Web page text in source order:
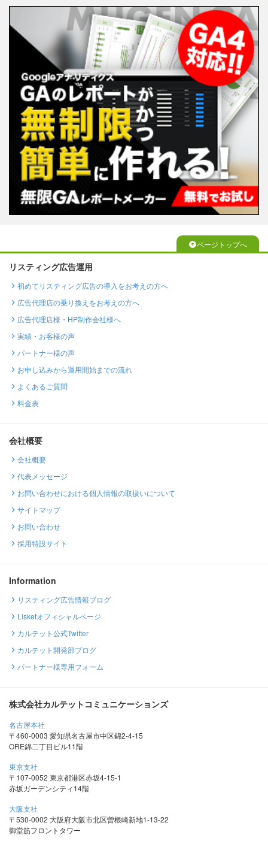
ページトップへ
リスティング広告運用
初めてリスティング広告の導入をお考えの方へ
広告代理店の乗り換えをお考えの方へ
広告代理店様・HP制作会社様へ
実績・お客様の声
パートナー様の声
お申し込みから運用開始までの流れ
よくあるご質問
料金表
会社概要
会社概要
代表メッセージ
お問い合わせにおける個人情報の取扱いについて
サイトマップ
お問い合わせ
採用特設サイト
Information
リスティング広告情報ブログ
Lisketオフィシャルページ
カルテット公式Twitter
カルテット開発部ブログ
パートナー様専用フォーム
株式会社カルテットコミュニケーションズ
名古屋本社
〒460-0003 愛知県名古屋市中区錦2-4-15
ORE錦二丁目ビル11階
東京支社
〒107-0052 東京都港区赤坂4-15-1
赤坂ガーデンシティ14階
大阪支社
〒530-0002 大阪府大阪市北区曽根崎新地1-13-22
御堂筋フロントタワー